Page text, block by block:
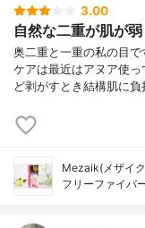
3.00
自然な二重が肌が
奥二重と一重の私の目
ケアは最近はアヌア使
ど剥がすとき結構肌に
Mezaik(メザイ
フリーファイバ